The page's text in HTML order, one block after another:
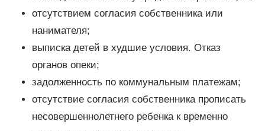
отсутствием согласия собственника или
нанимателя;
выписка детей в худшие условия. Отказ
органов опеки;
задолженность по коммунальным платежам;
отсутствие согласия собственника прописать
несовершеннолетнего ребенка к временно